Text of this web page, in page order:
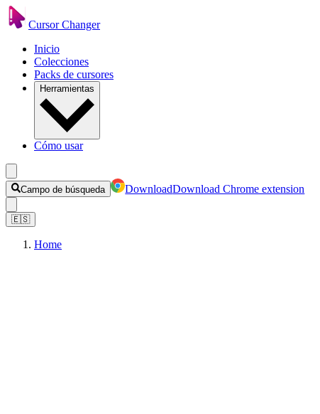
Cursor Changer
Inicio
Colecciones
Packs de cursores
Herramientas
Cómo usar
Campo de búsqueda DownloadDownload Chrome extension
🇪🇸
Home